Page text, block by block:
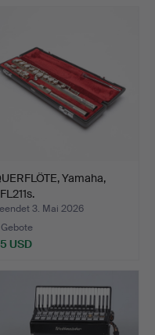
Yamaha,
3. Mai 2026
USD